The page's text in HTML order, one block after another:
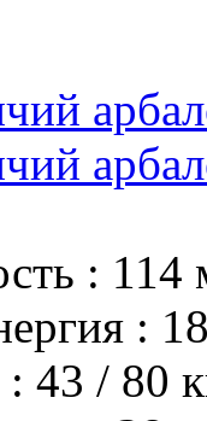
: 114
:
: 43 / 80